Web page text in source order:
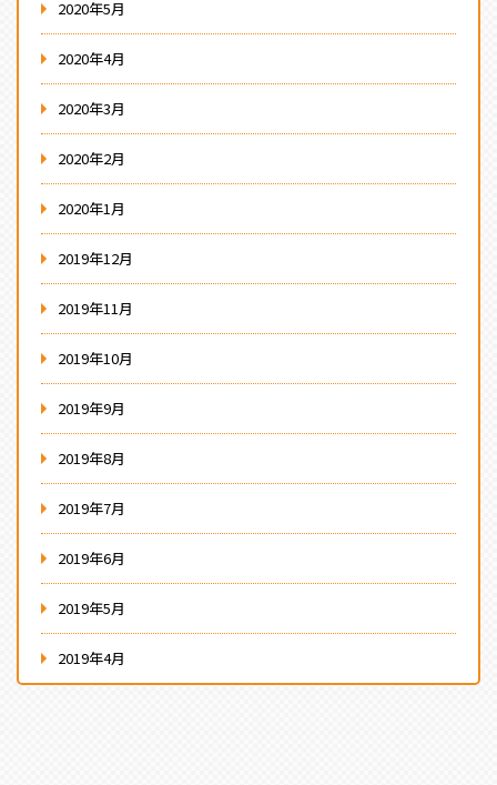
2020年5月
2020年4月
2020年3月
2020年2月
2020年1月
2019年12月
2019年11月
2019年10月
2019年9月
2019年8月
2019年7月
2019年6月
2019年5月
2019年4月